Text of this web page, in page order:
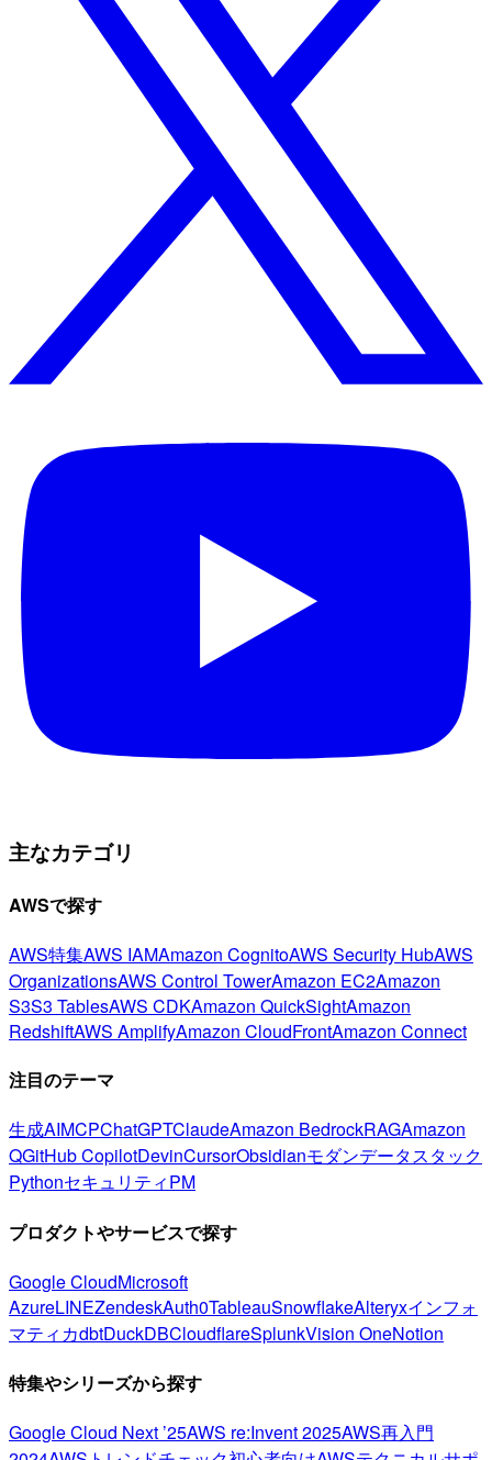
主なカテゴリ
AWSで探す
AWS特集AWS IAMAmazon CognitoAWS Security HubAWS
OrganizationsAWS Control TowerAmazon EC2Amazon
S3S3 TablesAWS CDKAmazon QuickSightAmazon
RedshiftAWS AmplifyAmazon CloudFrontAmazon Connect
注目のテーマ
生成AIMCPChatGPTClaudeAmazon BedrockRAGAmazon
QGitHub CopilotDevinCursorObsidianモダンデータスタック
PythonセキュリティPM
プロダクトやサービスで探す
Google CloudMicrosoft
AzureLINEZendeskAuth0TableauSnowflakeAlteryxインフォ
マティカdbtDuckDBCloudflareSplunkVision OneNotion
特集やシリーズから探す
Google Cloud Next ’25AWS re:Invent 2025AWS再入門